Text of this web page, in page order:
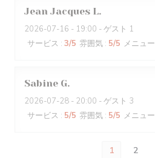
Jean Jacques L
2026-07-16 - 19:00 - ゲスト 1
サービス : 3/5 雰囲気 : 5/5 メニュー
Sabine G
2026-07-28 - 20:00 - ゲスト 3
サービス : 5/5 雰囲気 : 5/5 メニュー
1 2